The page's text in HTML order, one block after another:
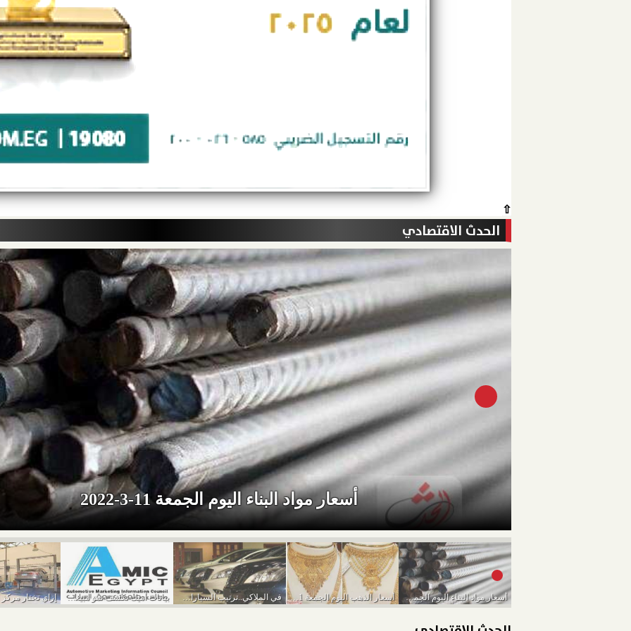
⇧
الحدث الاقتصادي
أسعار مواد البناء اليوم الجمعة 11-3-2022
أسعار مواد البناء اليوم الجمعة 11-3-2022 أسعار الذهب اليوم الجمعة 11-3-2022 في الملاكي..ترتيب السيارات الأكثر مبيعًا في يناير 2022 بيانات أميك تكشف نمو مبيعات السيارات خلال يناير...